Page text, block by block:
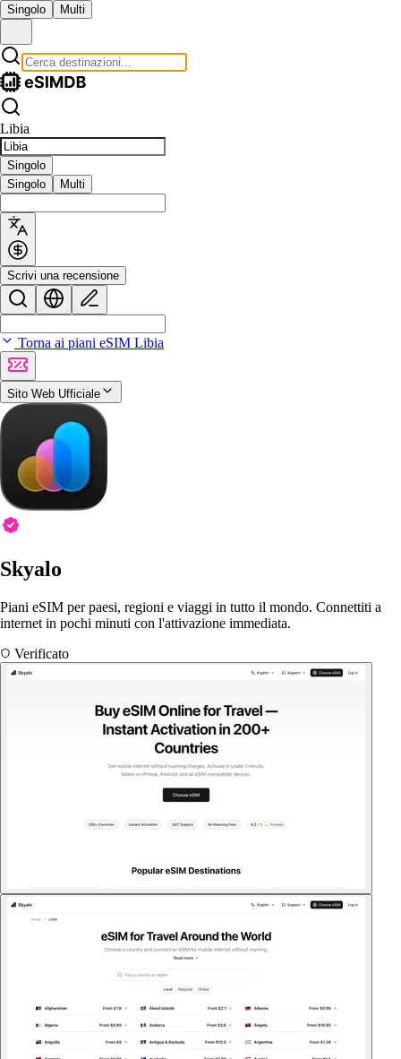
Singolo Multi
Libia
Singolo
Singolo
Multi
Scrivi una recensione
Torna ai piani eSIM Libia
Sito Web Ufficiale
Skyalo
Piani eSIM per paesi, regioni e viaggi in tutto il mondo. Connettiti a
internet in pochi minuti con l'attivazione immediata.
Verificato